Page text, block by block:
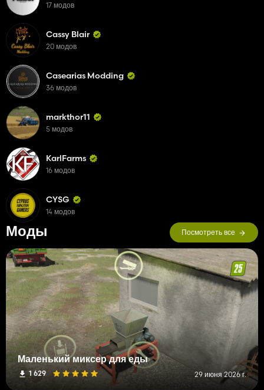
Моды Посмотреть все
Маленький миксер для еды
1 629 29 июня 2026 г.
17 модов
Cassy Blair
20 модов
Casearias Modding
36 модов
markthor11
5 модов
KarlFarms
16 модов
CYSG
14 модов